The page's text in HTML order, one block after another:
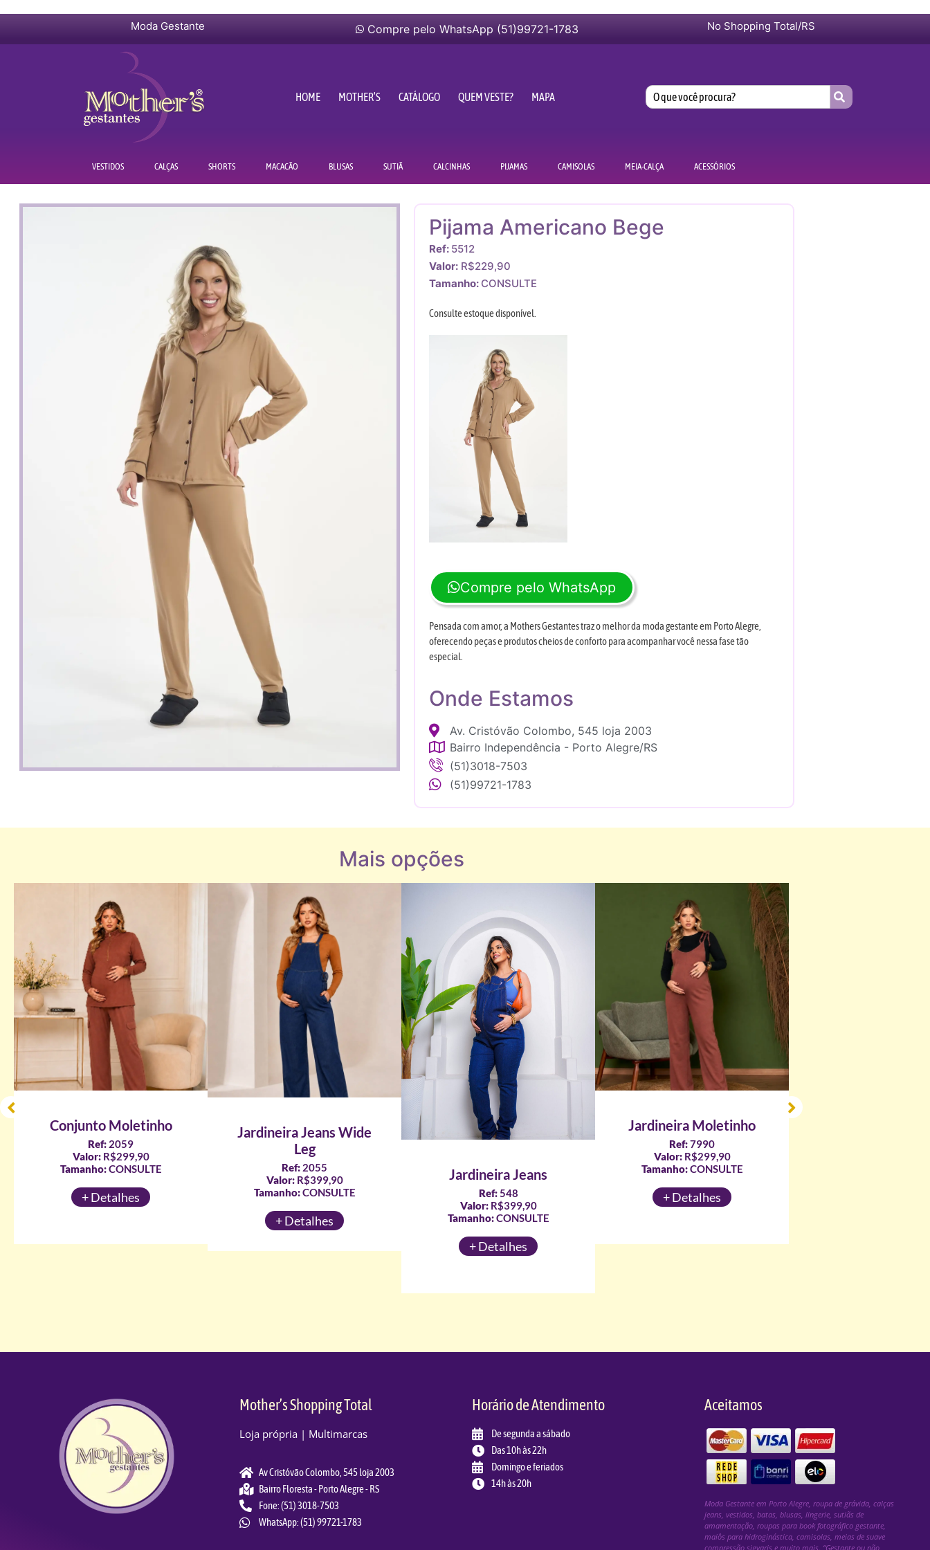
Moda Gestante Compre pelo WhatsApp (51)99721-1783 No Shopping Total/RS
HOME MOTHER’S CATÁLOGO QUEM VESTE? MAPA
VESTIDOS CALÇAS SHORTS MACACÃO BLUSAS SUTIÃ CALCINHAS PIJAMAS CAMISOLAS MEIA-CALÇA ACESSÓRIOS
Pijama Americano Bege
Ref: 5512
Valor: R$229,90
Tamanho: CONSULTE
Consulte estoque disponível.
Compre pelo WhatsApp
Pensada com amor, a Mothers Gestantes traz o melhor da moda gestante em Porto Alegre,
oferecendo peças e produtos cheios de conforto para acompanhar você nessa fase tão
especial.
Onde Estamos
Av. Cristóvão Colombo, 545 loja 2003
Bairro Independência - Porto Alegre/RS
(51)3018-7503
(51)99721-1783
Mais opções
Conjunto Moletinho
Ref: 2059
Valor:R$299,90
Tamanho:CONSULTE
+ Detalhes
Jardineira Jeans Wide
Leg
Ref: 2055
Valor:R$399,90
Tamanho:CONSULTE
+ Detalhes
Jardineira Jeans
Ref:548
Valor:R$399,90
Tamanho:CONSULTE
+ Detalhes
Jardineira Moletinho
Ref:7990
Valor:R$299,90
Tamanho:CONSULTE
+ Detalhes
Mother’s Shopping Total
Loja própria | Multimarcas
Av Cristóvão Colombo, 545 loja 2003
Bairro Floresta - Porto Alegre - RS
Fone: (51) 3018-7503
WhatsApp: (51) 99721-1783
Horário de Atendimento
De segunda a sábado
Das 10h às 22h
Domingo e feriados
14h às 20h
Aceitamos
Moda Gestante em Porto Alegre, roupa de grávida, calças
jeans, vestidos, batas, blusas, lingerie, sutiãs de
amamentação, roupas para book fotográfico gestante,
maiôs para hidroginástica, camisolas, meias de suave
compressão sigvaris e muito mais. “Gestante ou não,